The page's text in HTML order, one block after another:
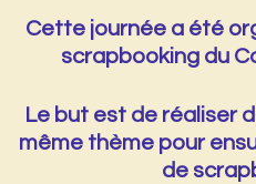
Cette journée a été
scrapbooking du
Le but est de réaliser
même thème pour
de